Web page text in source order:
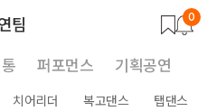
팀 0
퍼포먼스 기획공연
치어리더 복고댄스 탭댄스